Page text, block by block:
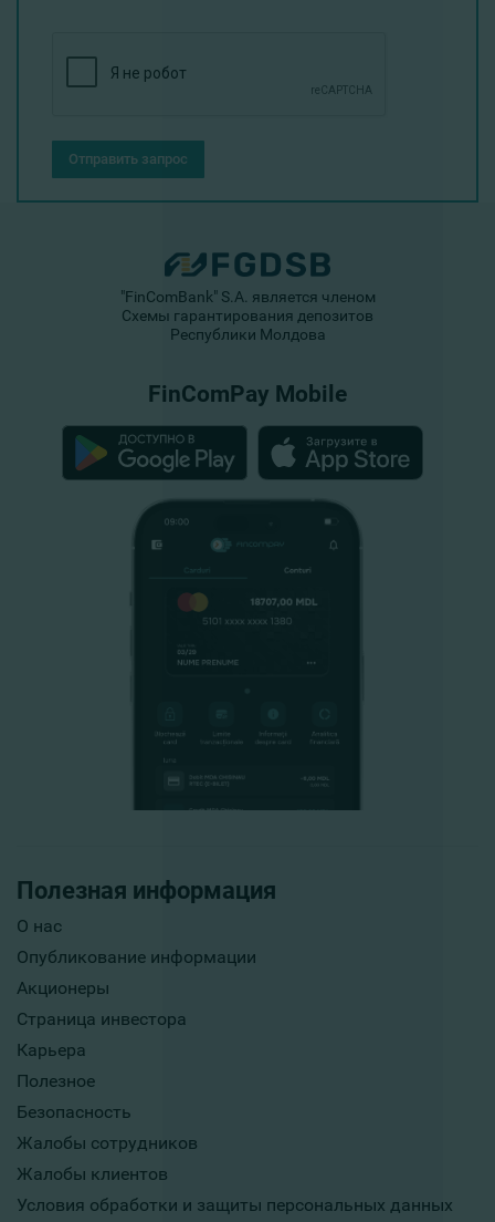
Отправить запрос
Полезная информация
О нас
Опубликование информации
Акционеры
Страница инвестора
Карьера
Полезное
Безопасность
Жалобы сотрудников
Жалобы клиентов
Условия обработки и защиты персональных данных
"FinComBank" S.A. является членом
Схемы гарантирования депозитов
Республики Молдова
FinComPay Mobile